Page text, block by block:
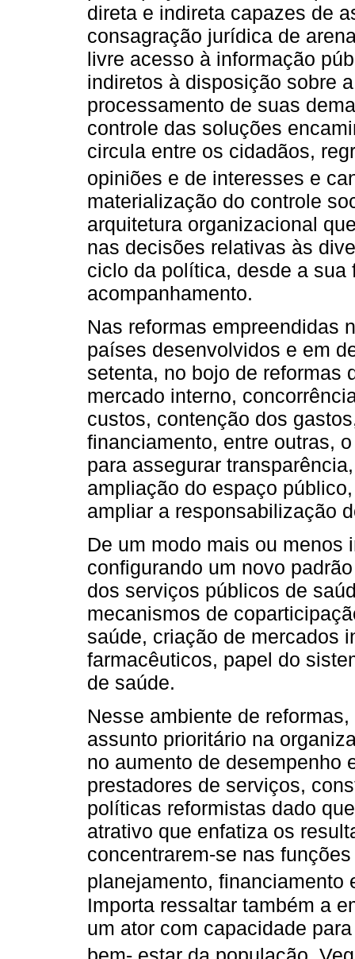
direta e indireta capazes de
consagração jurídica de
livre acesso à informação
indiretos à disposição sobre
processamento de suas
controle das soluções
circula entre os cidadãos,
opiniões e de interesses e
materialização do controle
arquitetura organizacional
nas decisões relativas às
ciclo da política, desde a sua
acompanhamento.
Nas reformas empreendidas
países desenvolvidos e em
setenta, no bojo de reformas
mercado interno,
custos, contenção dos
financiamento, entre outras,
para assegurar
ampliação do espaço
ampliar a responsabilização
De um modo mais ou
configurando um novo
dos serviços públicos de
mecanismos de
saúde, criação de mercados
farmacêuticos, papel do
de saúde.
Nesse ambiente de
assunto prioritário na
no aumento de desempenho
prestadores de serviços,
políticas reformistas dado
atrativo que enfatiza os
concentrarem-se nas
planejamento, financiamento
Importa ressaltar também a
um ator com capacidade